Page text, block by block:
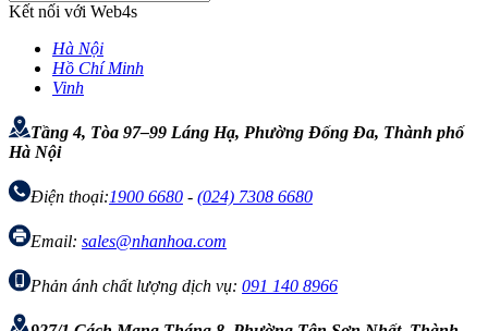
Kết nối với Web4s
Hà Nội
Hồ Chí Minh
Vinh
Tầng 4, Tòa 97–99 Láng Hạ, Phường Đống Đa, Thành phố
Hà Nội
Điện thoại:1900 6680 - (024) 7308 6680
Email: sales@nhanhoa.com
Phản ánh chất lượng dịch vụ: 091 140 8966